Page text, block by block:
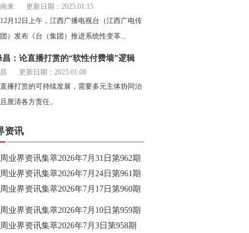
来
更新日期：2025.01.15
12日上午，江西广播电视台（江西广电传
）发布《台（集团）推进系统性变革...
昌：论直播打赏的“软性付费墙”逻辑
更新日期：2025.01.08
播打赏的可持续发展，需要多元主体协同治
厘清各方责任。
资讯
业界资讯集萃2026年7月31日第962期
业界资讯集萃2026年7月24日第961期
业界资讯集萃2026年7月17日第960期
业界资讯集萃2026年7月10日第959期
业界资讯集萃2026年7月3日第958期